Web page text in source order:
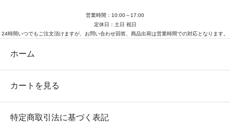
営業時間：10:00～17:00
定休日：土日 祝日
24時間いつでもご注文頂けますが、お問い合わせ回答、商品出荷は営業時間での対応となります。
ホーム
カートを見る
特定商取引法に基づく表記